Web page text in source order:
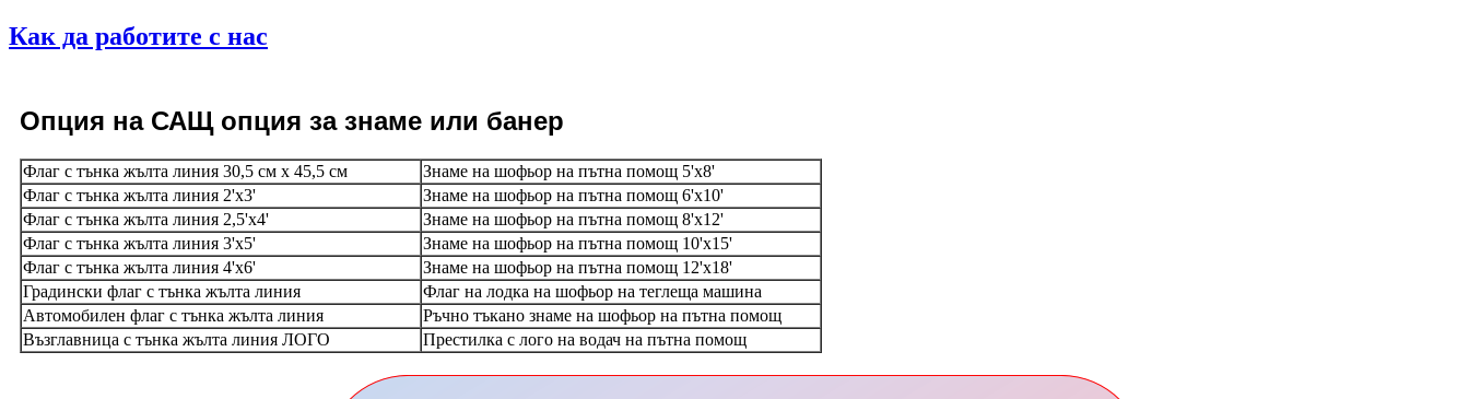
Как да работите с нас
Опция на САЩ опция за знаме или банер
Флаг с тънка жълта линия 30,5 см x 45,5 см
Знаме на шофьор на пътна помощ 5'x8'
Флаг с тънка жълта линия 2'x3'
Знаме на шофьор на пътна помощ 6'x10'
Флаг с тънка жълта линия 2,5'x4'
Знаме на шофьор на пътна помощ 8'x12'
Флаг с тънка жълта линия 3'x5'
Знаме на шофьор на пътна помощ 10'x15'
Флаг с тънка жълта линия 4'x6'
Знаме на шофьор на пътна помощ 12'x18'
Градински флаг с тънка жълта линия
Флаг на лодка на шофьор на теглеща машина
Автомобилен флаг с тънка жълта линия
Ръчно тъкано знаме на шофьор на пътна помощ
Възглавница с тънка жълта линия ЛОГО
Престилка с лого на водач на пътна помощ